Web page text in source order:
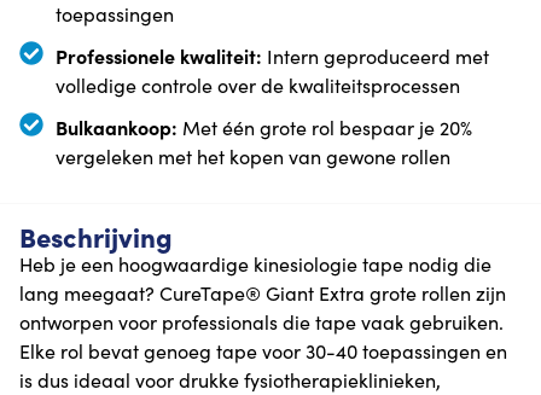
toepassingen
Professionele kwaliteit: Intern geproduceerd met
volledige controle over de kwaliteitsprocessen
Bulkaankoop: Met één grote rol bespaar je 20%
vergeleken met het kopen van gewone rollen
Beschrijving
Heb je een hoogwaardige kinesiologie tape nodig die
lang meegaat? CureTape® Giant Extra grote rollen zijn
ontworpen voor professionals die tape vaak gebruiken.
Elke rol bevat genoeg tape voor 30-40 toepassingen en
is dus ideaal voor drukke fysiotherapieklinieken,